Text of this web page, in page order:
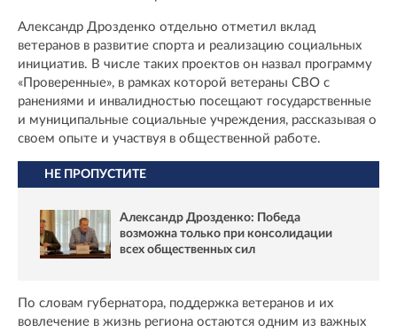
Александр Дрозденко отдельно отметил вклад
ветеранов в развитие спорта и реализацию социальных
инициатив. В числе таких проектов он назвал программу
«Проверенные», в рамках которой ветераны СВО с
ранениями и инвалидностью посещают государственные
и муниципальные социальные учреждения, рассказывая о
своем опыте и участвуя в общественной работе.
НЕ ПРОПУСТИТЕ
Александр Дрозденко: Победа
возможна только при консолидации
всех общественных сил
По словам губернатора, поддержка ветеранов и их
вовлечение в жизнь региона остаются одним из важных